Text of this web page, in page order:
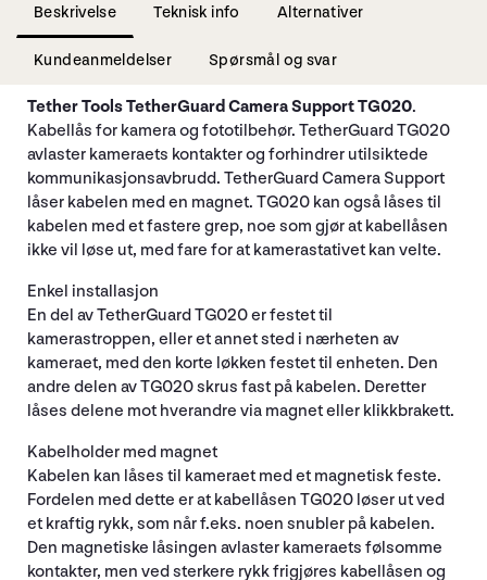
Beskrivelse Teknisk info Alternativer
Kundeanmeldelser Spørsmål og svar
Tether Tools TetherGuard Camera Support TG020.
Kabellås for kamera og fototilbehør. TetherGuard TG020
avlaster kameraets kontakter og forhindrer utilsiktede
kommunikasjonsavbrudd. TetherGuard Camera Support
låser kabelen med en magnet. TG020 kan også låses til
kabelen med et fastere grep, noe som gjør at kabellåsen
ikke vil løse ut, med fare for at kamerastativet kan velte.
Enkel installasjon
En del av TetherGuard TG020 er festet til
kamerastroppen, eller et annet sted i nærheten av
kameraet, med den korte løkken festet til enheten. Den
andre delen av TG020 skrus fast på kabelen. Deretter
låses delene mot hverandre via magnet eller klikkbrakett.
Kabelholder med magnet
Kabelen kan låses til kameraet med et magnetisk feste.
Fordelen med dette er at kabellåsen TG020 løser ut ved
et kraftig rykk, som når f.eks. noen snubler på kabelen.
Den magnetiske låsingen avlaster kameraets følsomme
kontakter, men ved sterkere rykk frigjøres kabellåsen og